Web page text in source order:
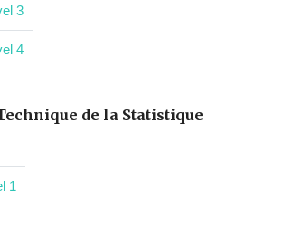
3
4
de la Statistique
1